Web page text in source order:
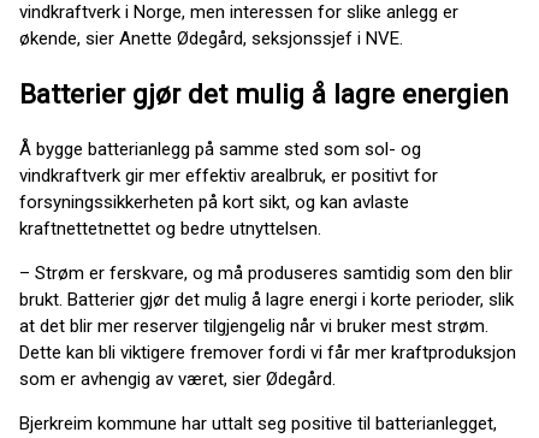
vindkraftverk i Norge, men interessen for slike anlegg er
økende, sier Anette Ødegård, seksjonssjef i NVE.
Batterier gjør det mulig å lagre energien
Å bygge batterianlegg på samme sted som sol- og
vindkraftverk gir mer effektiv arealbruk, er positivt for
forsyningssikkerheten på kort sikt, og kan avlaste
kraftnettetnettet og bedre utnyttelsen.
– Strøm er ferskvare, og må produseres samtidig som den blir
brukt. Batterier gjør det mulig å lagre energi i korte perioder, slik
at det blir mer reserver tilgjengelig når vi bruker mest strøm.
Dette kan bli viktigere fremover fordi vi får mer kraftproduksjon
som er avhengig av været, sier Ødegård.
Bjerkreim kommune har uttalt seg positive til batterianlegget,